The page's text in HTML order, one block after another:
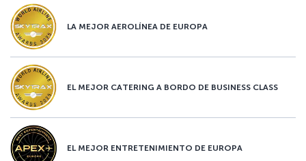
LA MEJOR AEROLÍNEA DE EUROPA
EL MEJOR CATERING A BORDO DE BUSINESS CLASS
EL MEJOR ENTRETENIMIENTO DE EUROPA